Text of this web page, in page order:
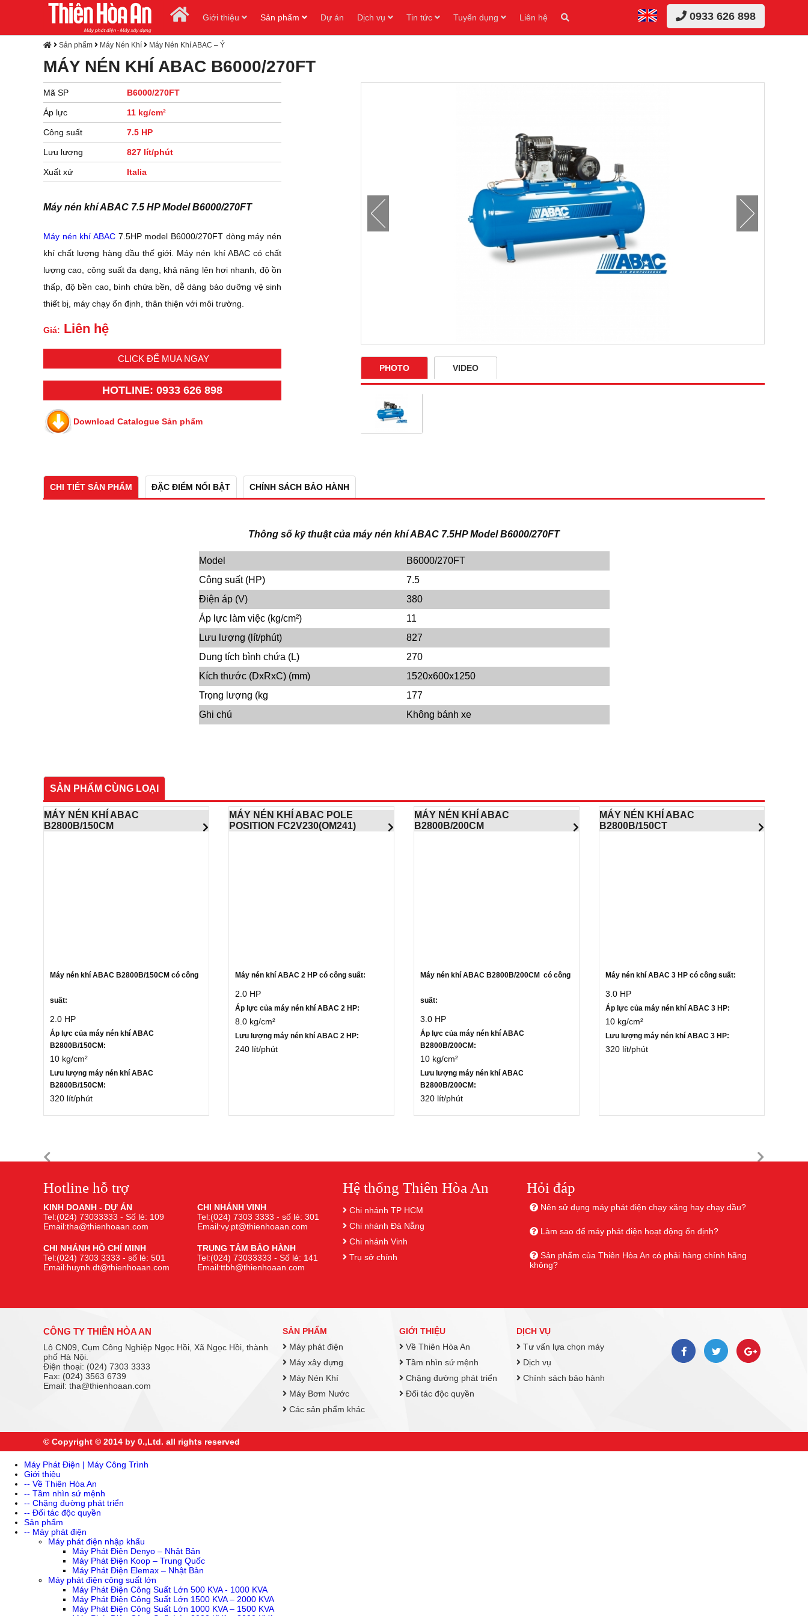
0933 626 898
Giới thiệu Sản phẩm Dự án Dịch vụ Tin tức Tuyển dụng Liên hệ
Sản phẩm Máy Nén Khí Máy Nén Khí ABAC – Ý
MÁY NÉN KHÍ ABAC B6000/270FT
Mã SP B6000/270FT
Áp lực 11 kg/cm²
Công suất 7.5 HP
Lưu lượng 827 lít/phút
Xuất xứ Italia
Máy nén khí ABAC 7.5 HP Model B6000/270FT
Máy nén khí ABAC 7.5HP model B6000/270FT dòng máy nén
khí chất lượng hàng đầu thế giới. Máy nén khí ABAC có chất
lượng cao, công suất đa dạng, khả năng lên hơi nhanh, độ ồn
thấp, độ bền cao, bình chứa bền, dễ dàng bảo dưỡng vệ sinh
thiết bị, máy chạy ổn định, thân thiện với môi trường.
Giá: Liên hệ
CLICK ĐỂ MUA NGAY
HOTLINE: 0933 626 898
Download Catalogue Sản phẩm
PHOTO VIDEO
CHI TIẾT SẢN PHẨM ĐẶC ĐIỂM NỔI BẬT CHÍNH SÁCH BẢO HÀNH
Thông số kỹ thuật của máy nén khí ABAC 7.5HP Model B6000/270FT
Model
B6000/270FT
Công suất (HP)
7.5
Điện áp (V)
380
Áp lực làm việc (kg/cm²)
11
Lưu lượng (lít/phút)
827
Dung tích bình chứa (L)
270
Kích thước (DxRxC) (mm)
1520x600x1250
Trọng lượng (kg
177
Ghi chú
Không bánh xe
SẢN PHẨM CÙNG LOẠI
MÁY NÉN KHÍ ABAC
B2800B/150CM
Máy nén khí ABAC B2800B/150CM có công
suất:
2.0 HP
Áp lực của máy nén khí ABAC
B2800B/150CM:
10 kg/cm²
Lưu lượng máy nén khí ABAC
B2800B/150CM:
320 lít/phút
MÁY NÉN KHÍ ABAC POLE
POSITION FC2V230(OM241)
Máy nén khí ABAC 2 HP có công suất:
2.0 HP
Áp lực của máy nén khí ABAC 2 HP:
8.0 kg/cm²
Lưu lượng máy nén khí ABAC 2 HP:
240 lít/phút
MÁY NÉN KHÍ ABAC
B2800B/200CM
Máy nén khí ABAC B2800B/200CM có công
suất:
3.0 HP
Áp lực của máy nén khí ABAC
B2800B/200CM:
10 kg/cm²
Lưu lượng máy nén khí ABAC
B2800B/200CM:
320 lít/phút
MÁY NÉN KHÍ ABAC
B2800B/150CT
Máy nén khí ABAC 3 HP có công suất:
3.0 HP
Áp lực của máy nén khí ABAC 3 HP:
10 kg/cm²
Lưu lượng máy nén khí ABAC 3 HP:
320 lít/phút
Hotline hỗ trợ
KINH DOANH - DỰ ÁN
Tel:(024) 73033333 - Số lẻ: 109
Email:tha@thienhoaan.com
CHI NHÁNH VINH
Tel:(024) 7303 3333 - số lẻ: 301
Email:vy.pt@thienhoaan.com
CHI NHÁNH HỒ CHÍ MINH
Tel:(024) 7303 3333 - số lẻ: 501
Email:huynh.dt@thienhoaan.com
TRUNG TÂM BẢO HÀNH
Tel:(024) 73033333 - Số lẻ: 141
Email:ttbh@thienhoaan.com
Hệ thống Thiên Hòa An
Chi nhánh TP HCM
Chi nhánh Đà Nẵng
Chi nhánh Vinh
Trụ sở chính
Hỏi đáp
Nên sử dụng máy phát điện chạy xăng hay chạy dầu?
Làm sao để máy phát điện hoạt động ổn định?
Sản phẩm của Thiên Hòa An có phải hàng chính hãng
không?
CÔNG TY THIÊN HÒA AN
Lô CN09, Cụm Công Nghiệp Ngọc Hồi, Xã Ngọc Hồi, thành
phố Hà Nội.
Điện thoại: (024) 7303 3333
Fax: (024) 3563 6739
Email: tha@thienhoaan.com
SẢN PHẨM
Máy phát điện
Máy xây dựng
Máy Nén Khí
Máy Bơm Nước
Các sản phẩm khác
GIỚI THIỆU
Về Thiên Hòa An
Tầm nhìn sứ mệnh
Chặng đường phát triển
Đối tác độc quyền
DỊCH VỤ
Tư vấn lựa chọn máy
Dịch vụ
Chính sách bảo hành
© Copyright © 2014 by 0.,Ltd. all rights reserved
Máy Phát Điện | Máy Công Trình
Giới thiệu
-- Về Thiên Hòa An
-- Tầm nhìn sứ mệnh
-- Chặng đường phát triển
-- Đối tác độc quyền
Sản phẩm
-- Máy phát điện
Máy phát điện nhập khẩu
Máy Phát Điện Denyo – Nhật Bản
Máy Phát Điện Koop – Trung Quốc
Máy Phát Điện Elemax – Nhật Bản
Máy phát điện công suất lớn
Máy Phát Điện Công Suất Lớn 500 KVA - 1000 KVA
Máy Phát Điện Công Suất Lớn 1500 KVA – 2000 KVA
Máy Phát Điện Công Suất Lớn 1000 KVA – 1500 KVA